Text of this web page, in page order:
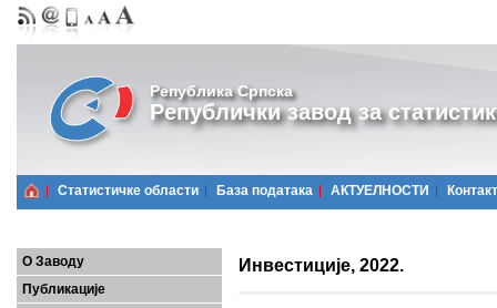
Република Српска
Републички завод за
Статистичке области Базa података АКТУЕЛНОСТИ Контакт
О Заводу
Публикације
Инвестиције, 2022.